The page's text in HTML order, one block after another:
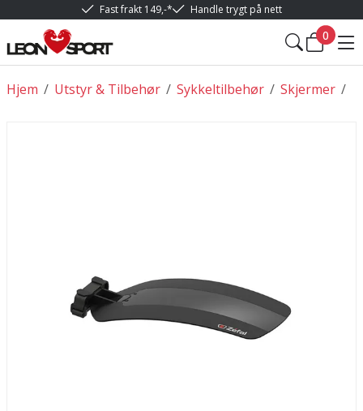
Fast frakt 149,-* Handle trygt på nett
0
/
Hjem /
Utstyr & Tilbehør /
Sykkeltilbehør /
Skjermer